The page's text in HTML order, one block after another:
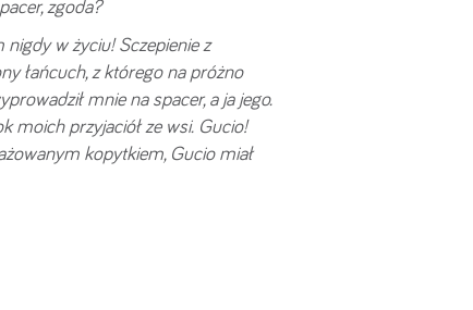
zgoda?
nigdy w życiu! Sczepienie z
łańcuch, z którego na próżno
mnie na spacer, a ja jego.
moich przyjaciół ze wsi. Gucio!
kopytkiem, Gucio miał